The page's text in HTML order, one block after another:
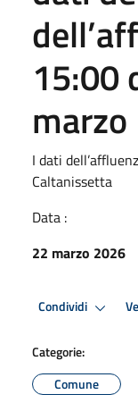
15:00
marzo
I dati
Caltanissetta
Data :
22 marzo 2026
Condividi
Categorie:
Comune